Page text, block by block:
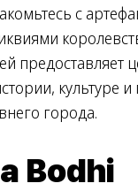
с
культуре
города.
Bodhi